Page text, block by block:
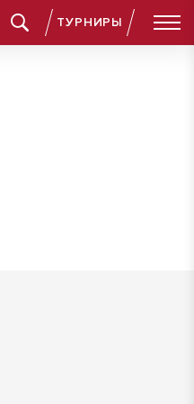
ТУРНИРЫ